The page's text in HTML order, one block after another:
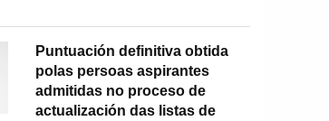
Puntuación definitiva obtida
polas persoas aspirantes
admitidas no proceso de
actualización das listas de